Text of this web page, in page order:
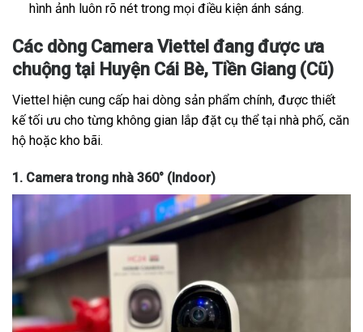
hình ảnh luôn rõ nét trong mọi điều kiện ánh sáng.
Các dòng Camera Viettel đang được ưa
chuộng tại Huyện Cái Bè, Tiền Giang (Cũ)
Viettel hiện cung cấp hai dòng sản phẩm chính, được thiết
kế tối ưu cho từng không gian lắp đặt cụ thể tại nhà phố, căn
hộ hoặc kho bãi.
1. Camera trong nhà 360° (Indoor)